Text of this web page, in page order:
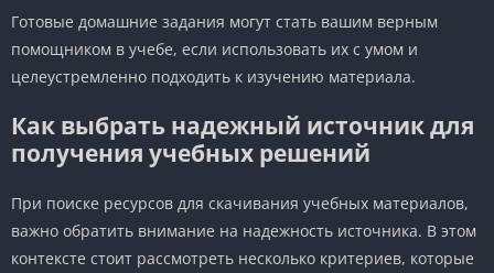
Готовые домашние задания могут стать вашим верным
помощником в учебе, если использовать их с умом и
целеустремленно подходить к изучению материала.
Как выбрать надежный источник для
получения учебных решений
При поиске ресурсов для скачивания учебных материалов,
важно обратить внимание на надежность источника. В этом
контексте стоит рассмотреть несколько критериев, которые